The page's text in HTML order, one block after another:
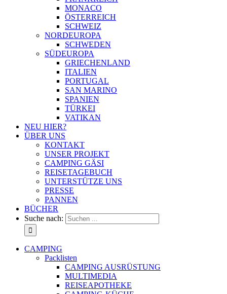
MONACO
ÖSTERREICH
SCHWEIZ
NORDEUROPA
SCHWEDEN
SÜDEUROPA
GRIECHENLAND
ITALIEN
PORTUGAL
SAN MARINO
SPANIEN
TÜRKEI
VATIKAN
NEU HIER?
ÜBER UNS
KONTAKT
UNSER PROJEKT
CAMPING GÄSI
REISETAGEBUCH
UNTERSTÜTZE UNS
PRESSE
PANNEN
BÜCHER
Suche nach:
CAMPING
Packlisten
CAMPING AUSRÜSTUNG
MULTIMEDIA
REISEAPOTHEKE